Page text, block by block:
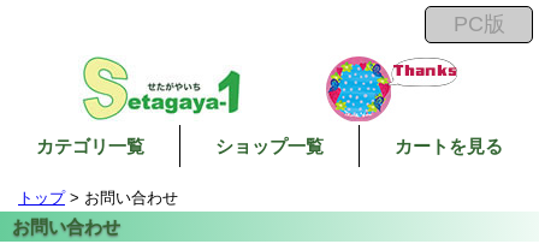
カテゴリ一覧 ショップ一覧 カートを見る
トップ> お問い合わせ